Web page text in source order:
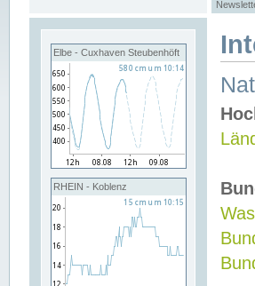
Elbe - Cuxhaven Steubenhöft
RHEIN - Koblenz